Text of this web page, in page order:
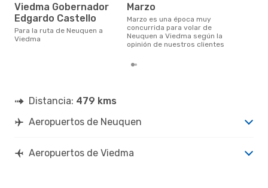
Viedma Gobernador
Edgardo Castello
Para la ruta de Neuquen a
Viedma
marzo
marzo es una época muy
concurrida para volar de
Neuquen a Viedma según la
opinión de nuestros clientes
Distancia: 479 kms
Aeropuertos de Neuquen
Aeropuertos de Viedma